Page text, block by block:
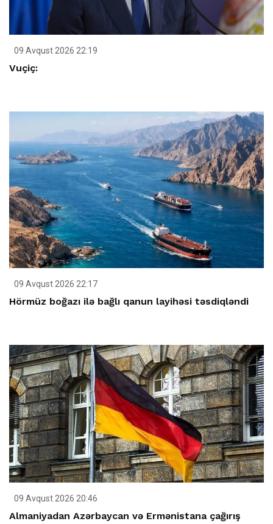
09 Avqust 2026 22:19
Vuçiç:
09 Avqust 2026 22:17
Hörmüz boğazı ilə bağlı qanun layihəsi təsdiqləndi
09 Avqust 2026 20:46
Almaniyadan Azərbaycan və Ermənistana çağırış